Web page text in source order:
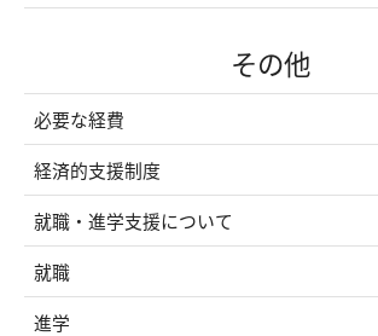
その他
必要な経費
経済的支援制度
就職・進学支援について
就職
進学